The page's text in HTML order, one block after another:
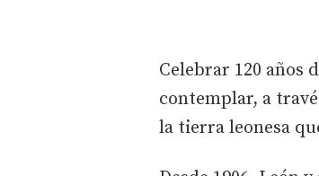
Celebrar 120 años
contemplar, a
la tierra leonesa